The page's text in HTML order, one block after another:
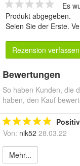
Es
Produkt abgegeben.
Seien Sie der Erste.
Rezension verfassen
Bewertungen
So haben Kunden, die
haben, den Kauf
Positiv
Von: nik52 28.03.22
Mehr...